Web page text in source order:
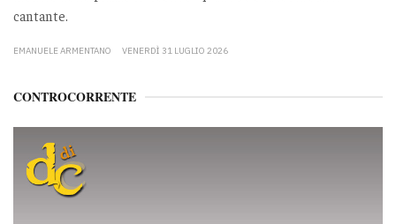
cantante.
EMANUELE ARMENTANO VENERDÌ 31 LUGLIO 2026
CONTROCORRENTE